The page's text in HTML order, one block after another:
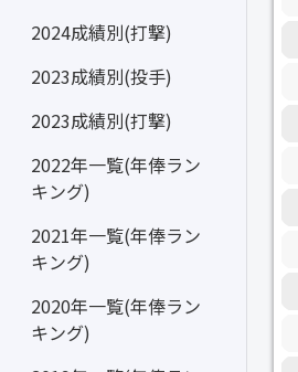
2024成績別(打撃)
2023成績別(投手)
2023成績別(打撃)
2022年一覧(年俸ラン
キング)
2021年一覧(年俸ラン
キング)
2020年一覧(年俸ラン
キング)